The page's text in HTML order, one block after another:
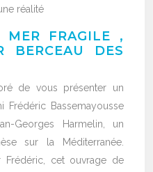
réalité
MER FRAGILE ,
BERCEAU DES
de vous présenter un
Frédéric Bassemayousse
Georges Harmelin, un
sur la Méditerranée.
Frédéric, cet ouvrage de